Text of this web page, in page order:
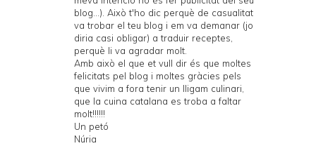
blog...). Això t'ho dic perquè de casualitat
va trobar el teu blog i em va demanar (jo
diria casi obligar) a traduir receptes,
perquè li va agradar molt.
Amb això el que et vull dir és que moltes
felicitats pel blog i moltes gràcies pels
que vivim a fora tenir un lligam culinari,
que la cuina catalana es troba a faltar
molt!!!!!!
Un petó
Núria